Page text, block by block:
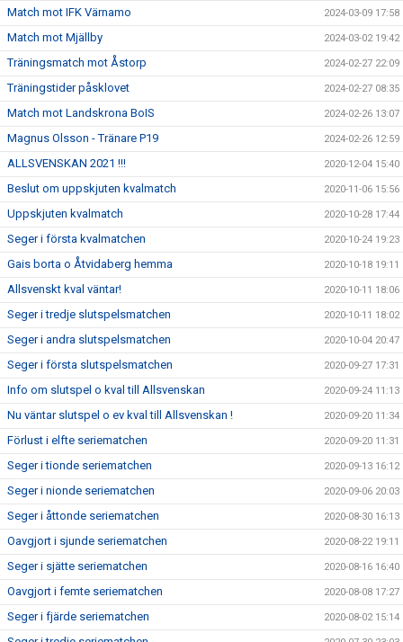
Match mot IFK Värnamo 2024-03-09 17:58
Match mot Mjällby 2024-03-02 19:42
Träningsmatch mot Åstorp 2024-02-27 22:09
Träningstider påsklovet 2024-02-27 08:35
Match mot Landskrona BoIS 2024-02-26 13:07
Magnus Olsson - Tränare P19 2024-02-26 12:59
ALLSVENSKAN 2021 !!! 2020-12-04 15:40
Beslut om uppskjuten kvalmatch 2020-11-06 15:56
Uppskjuten kvalmatch 2020-10-28 17:44
Seger i första kvalmatchen 2020-10-24 19:23
Gais borta o Åtvidaberg hemma 2020-10-18 19:11
Allsvenskt kval väntar! 2020-10-11 18:06
Seger i tredje slutspelsmatchen 2020-10-11 18:02
Seger i andra slutspelsmatchen 2020-10-04 20:47
Seger i första slutspelsmatchen 2020-09-27 17:31
Info om slutspel o kval till Allsvenskan 2020-09-24 11:13
Nu väntar slutspel o ev kval till Allsvenskan ! 2020-09-20 11:34
Förlust i elfte seriematchen 2020-09-20 11:31
Seger i tionde seriematchen 2020-09-13 16:12
Seger i nionde seriematchen 2020-09-06 20:03
Seger i åttonde seriematchen 2020-08-30 16:13
Oavgjort i sjunde seriematchen 2020-08-22 19:11
Seger i sjätte seriematchen 2020-08-16 16:40
Oavgjort i femte seriematchen 2020-08-08 17:27
Seger i fjärde seriematchen 2020-08-02 15:14